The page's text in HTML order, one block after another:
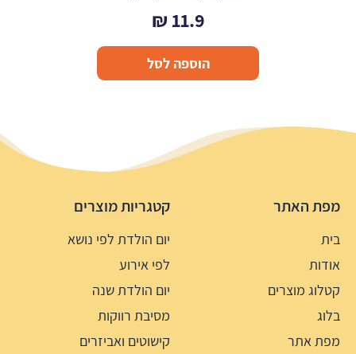
11.9
₪
הוספה לסל
מפת האתר
בית
אודות
קטלוג מוצרים
בלוג
מפת אתר
קטגריות מוצרים
יום הולדת לפי נושא
לפי אירוע
יום הולדת שנה
מסיבת רווקות
קישוטים ואביזרים